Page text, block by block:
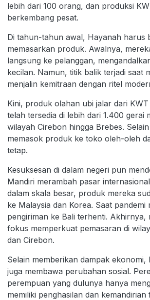
lebih dari 100 orang, dan produksi
berkembang pesat.
Di tahun-tahun awal, Hayanah harus
memasarkan produk. Awalnya,
langsung ke pelanggan,
kecilan. Namun, titik balik terjadi saat
menjalin kemitraan dengan ritel
Kini, produk olahan ubi jalar dari
telah tersedia di lebih dari 1.400 gerai
wilayah Cirebon hingga Brebes.
memasok produk ke toko oleh-oleh
tetap.
Kesuksesan di dalam negeri pun
Mandiri merambah pasar
dalam skala besar, produk mereka
ke Malaysia dan Korea. Saat pandemi
pengiriman ke Bali terhenti. Akhirnya,
fokus memperkuat pemasaran di
dan Cirebon.
Selain memberikan dampak ekonomi,
juga membawa perubahan sosial.
perempuan yang dulunya hanya
memiliki penghasilan dan kemandirian